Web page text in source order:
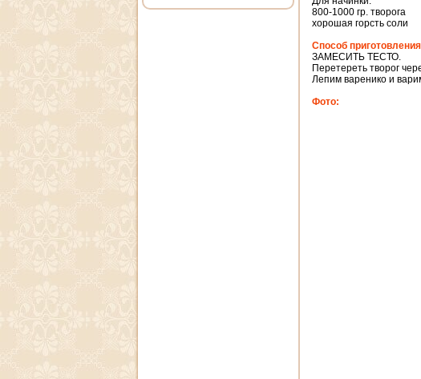
800-1000 гр. творога
хорошая горсть соли
Способ
ЗАМЕСИТЬ ТЕСТО.
Перетереть творог
Лепим варенико и
Фото: